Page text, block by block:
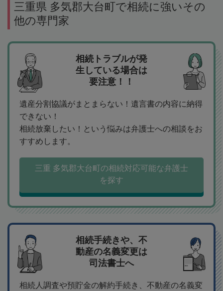
三重県 多気郡大台町で相続に強いその
他の専門家
相続トラブルが発
生している場合は
要注意！！
遺産分割協議がまとまらない！遺言書の内容に納得
できない！
相続放棄したい！という悩みは弁護士への相談をお
すすめします。
三重 多気郡大台町の相続対応可能な弁護士
を探す
相続手続きや、不
動産の名義変更は
司法書士へ
相続人調査や預貯金の解約手続き、不動産の名義変